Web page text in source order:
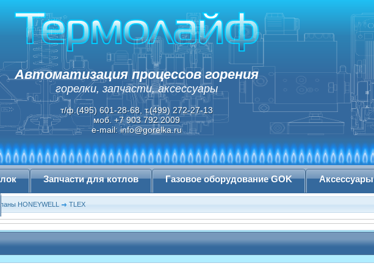
Автоматизация процессов горения
горелки, запчасти, аксессуары
т/ф.(495) 601-28-68, т.(499) 272-27-13
моб. +7 903 792 2009
e-mail:info@gorelka.ru
Запчасти для котлов Газовое оборудование GOK Аксессуары
HONEYWELL TLEX